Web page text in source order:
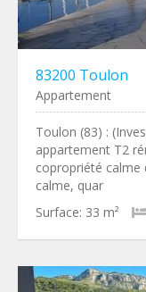
83200 Toulon
Appartement
Toulon (83) :
appartement T2
copropriété calme
calme, quar
Surface: 33 m²